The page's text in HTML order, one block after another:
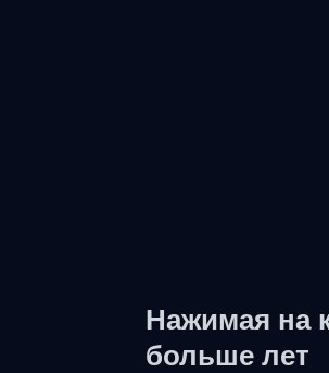
Нажимая на
больше лет